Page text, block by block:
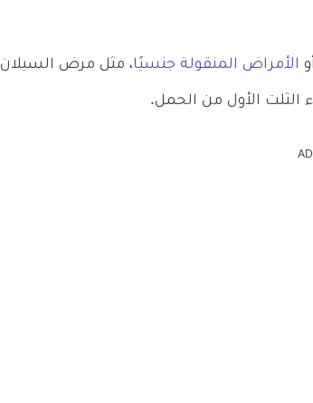
الأمراض المنقولة جنسيًا، مثل مرض السيلان
الثلت الأول من الحمل.